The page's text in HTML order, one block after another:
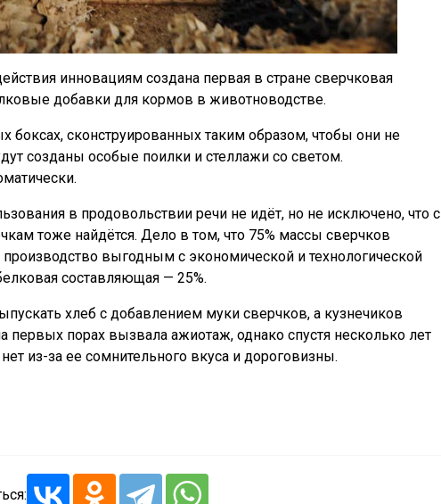
инновациям создана первая в стране сверчковая
добавки для кормов в животноводстве.
боксах, сконструированных таким образом, чтобы они не
созданы особые поилки и стеллажи со светом.
в продовольствии речи не идёт, но не исключено, что с
тоже найдётся. Дело в том, что 75% массы сверчков
производство выгодным с экономической и технологической
составляющая — 25%.
хлеб с добавлением муки сверчков, а кузнечиков
первых порах вызвала ажиотаж, однако спустя несколько лет
из-за ее сомнительного вкуса и дороговизны.